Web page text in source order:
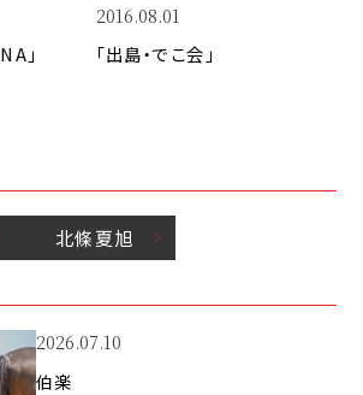
」
2016.08.01
「出島・でこ会」
北條夏旭
2026.07.10
伯楽